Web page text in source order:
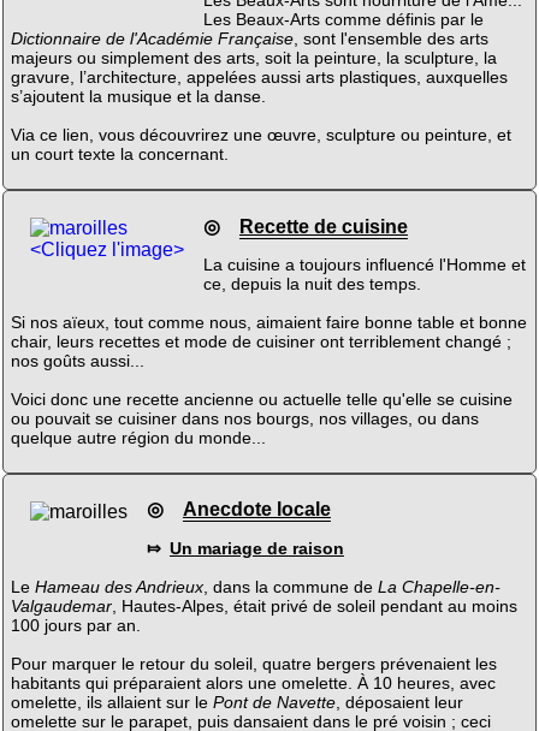
Les Beaux-Arts comme définis par le
Dictionnaire de l'Académie Française, sont l'ensemble des arts
majeurs ou simplement des arts, soit la peinture, la sculpture, la
gravure, l’architecture, appelées aussi arts plastiques, auxquelles
s’ajoutent la musique et la danse.
Via ce lien, vous découvrirez une œuvre, sculpture ou peinture, et
un court texte la concernant.
<Cliquez l'image>
◎ Recette de cuisine
La cuisine a toujours influencé l'Homme et
ce, depuis la nuit des temps.
Si nos aïeux, tout comme nous, aimaient faire bonne table et bonne
chair, leurs recettes et mode de cuisiner ont terriblement changé ;
nos goûts aussi...
Voici donc une recette ancienne ou actuelle telle qu'elle se cuisine
ou pouvait se cuisiner dans nos bourgs, nos villages, ou dans
quelque autre région du monde...
◎ Anecdote locale
⤇ Un mariage de raison
Le Hameau des Andrieux, dans la commune de La Chapelle-en-
Valgaudemar, Hautes-Alpes, était privé de soleil pendant au moins
100 jours par an.
Pour marquer le retour du soleil, quatre bergers prévenaient les
habitants qui préparaient alors une omelette. À 10 heures, avec
omelette, ils allaient sur le Pont de Navette, déposaient leur
omelette sur le parapet, puis dansaient dans le pré voisin ; ceci